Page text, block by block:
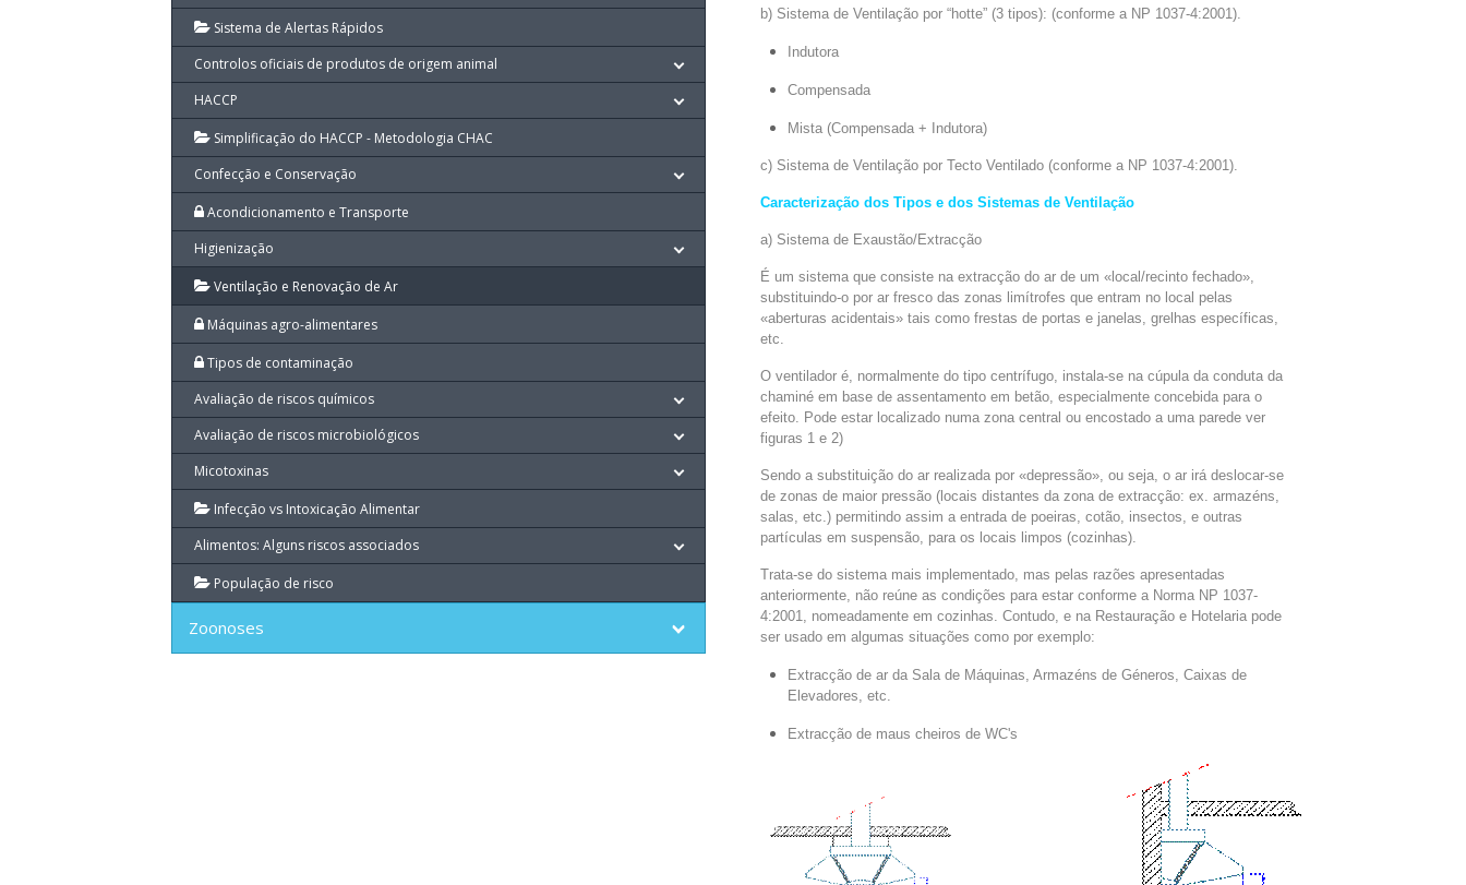
b) Sistema de Ventilação por “hotte” (3 tipos): (conforme a NP 1037-4:2001).
Indutora
Compensada
Mista (Compensada + Indutora)
c) Sistema de Ventilação por Tecto Ventilado (conforme a NP 1037-4:2001).
Caracterização dos Tipos e dos Sistemas de Ventilação
a) Sistema de Exaustão/Extracção
É um sistema que consiste na extracção do ar de um «local/recinto fechado»,
substituindo-o por ar fresco das zonas limítrofes que entram no local pelas
«aberturas acidentais» tais como frestas de portas e janelas, grelhas específicas,
etc.
O ventilador é, normalmente do tipo centrífugo, instala-se na cúpula da conduta da
chaminé em base de assentamento em betão, especialmente concebida para o
efeito. Pode estar localizado numa zona central ou encostado a uma parede ver
figuras 1 e 2)
Sendo a substituição do ar realizada por «depressão», ou seja, o ar irá deslocar-se
de zonas de maior pressão (locais distantes da zona de extracção: ex. armazéns,
salas, etc.) permitindo assim a entrada de poeiras, cotão, insectos, e outras
partículas em suspensão, para os locais limpos (cozinhas).
Trata-se do sistema mais implementado, mas pelas razões apresentadas
anteriormente, não reúne as condições para estar conforme a Norma NP 1037-
4:2001, nomeadamente em cozinhas. Contudo, e na Restauração e Hotelaria pode
ser usado em algumas situações como por exemplo:
Extracção de ar da Sala de Máquinas, Armazéns de Géneros, Caixas de
Elevadores, etc.
Extracção de maus cheiros de WC's
Sistema de Alertas Rápidos
Controlos oficiais de produtos de origem animal
HACCP
Simplificação do HACCP - Metodologia CHAC
Confecção e Conservação
Acondicionamento e Transporte
Higienização
Ventilação e Renovação de Ar
Máquinas agro-alimentares
Tipos de contaminação
Avaliação de riscos químicos
Avaliação de riscos microbiológicos
Micotoxinas
Infecção vs Intoxicação Alimentar
Alimentos: Alguns riscos associados
População de risco
Zoonoses